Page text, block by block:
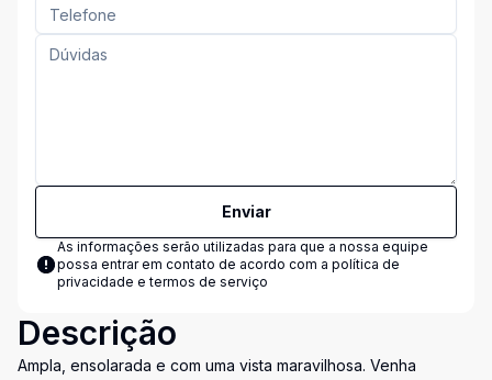
Enviar
As informações serão utilizadas para que a nossa equipe
possa entrar em contato de acordo com a política de
privacidade e termos de serviço
Descrição
Ampla, ensolarada e com uma vista maravilhosa. Venha